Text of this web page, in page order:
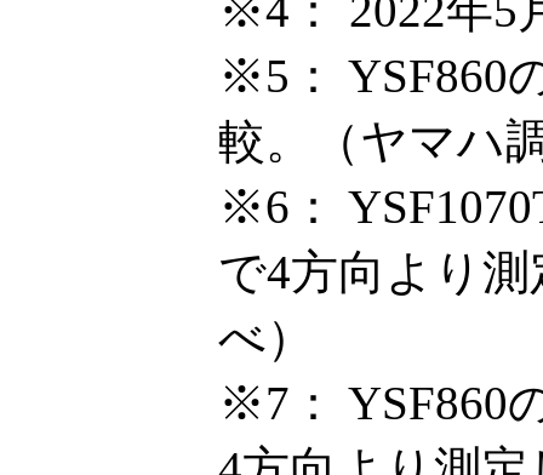
※4：
2022年5
※5：
YSF860
較。（ヤマハ
※6：
で4方向より
べ）
※7：
YSF860